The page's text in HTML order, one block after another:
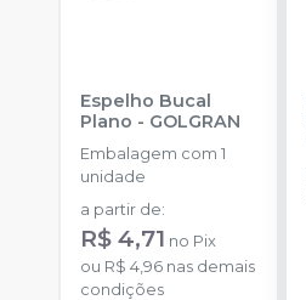
Espelho Bucal
Plano - GOLGRAN
Embalagem com 1
unidade
a partir de:
R$ 4,71 no Pix
ou R$ 4,96 nas demais
condições